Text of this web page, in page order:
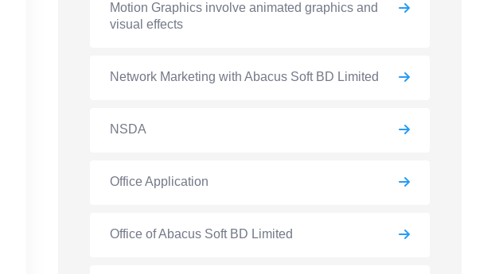
Motion Graphics involve animated graphics and
visual effects
Network Marketing with Abacus Soft BD Limited
NSDA
Office Application
Office of Abacus Soft BD Limited